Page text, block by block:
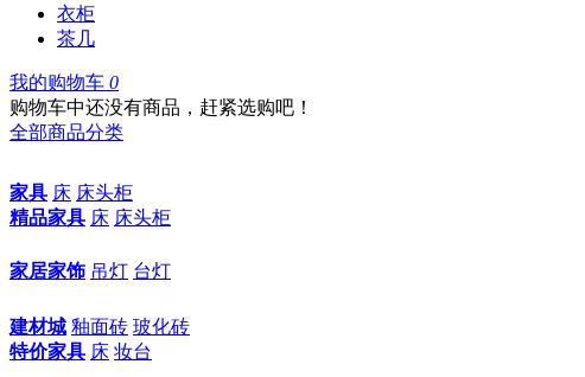
衣柜
茶几
我的购物车 0
购物车中还没有商品，赶紧选购吧！
全部商品分类
家具 床 床头柜
精品家具 床 床头柜
家居家饰 吊灯 台灯
建材城 釉面砖 玻化砖
特价家具 床 妆台